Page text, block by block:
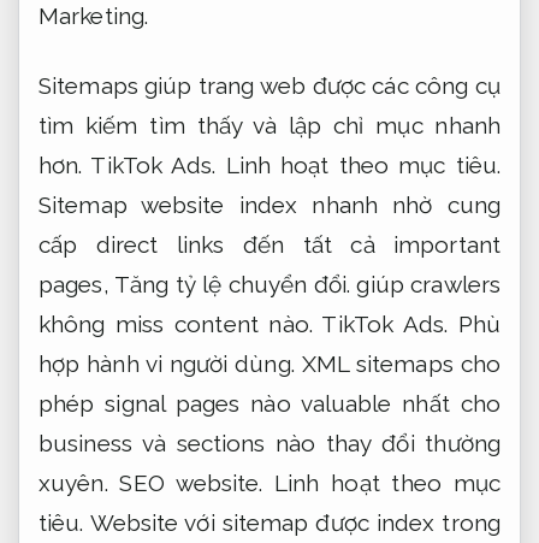
Marketing.
Sitemaps giúp trang web được các công cụ
tìm kiếm tìm thấy và lập chỉ mục nhanh
hơn. TikTok Ads. Linh hoạt theo mục tiêu.
Sitemap website index nhanh nhờ cung
cấp direct links đến tất cả important
pages, Tăng tỷ lệ chuyển đổi. giúp crawlers
không miss content nào. TikTok Ads. Phù
hợp hành vi người dùng. XML sitemaps cho
phép signal pages nào valuable nhất cho
business và sections nào thay đổi thường
xuyên.SEO website. Linh hoạt theo mục
tiêu. Website với sitemap được index trong